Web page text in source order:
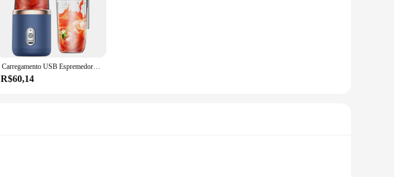
Carregamento USB Espremedor Elétrico, Liquidificador de Frutas, Portátil, Juicer De Frutas, Automático, Laranja, Misturador De Suco Fresco, Liquidificador Smoothie, 400ml
R$60,14